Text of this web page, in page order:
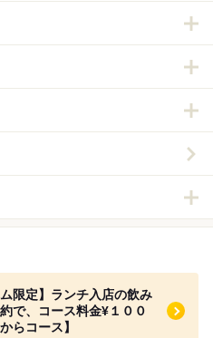
限定】ランチ入店の飲み
で、コース料金¥１００
らコース】